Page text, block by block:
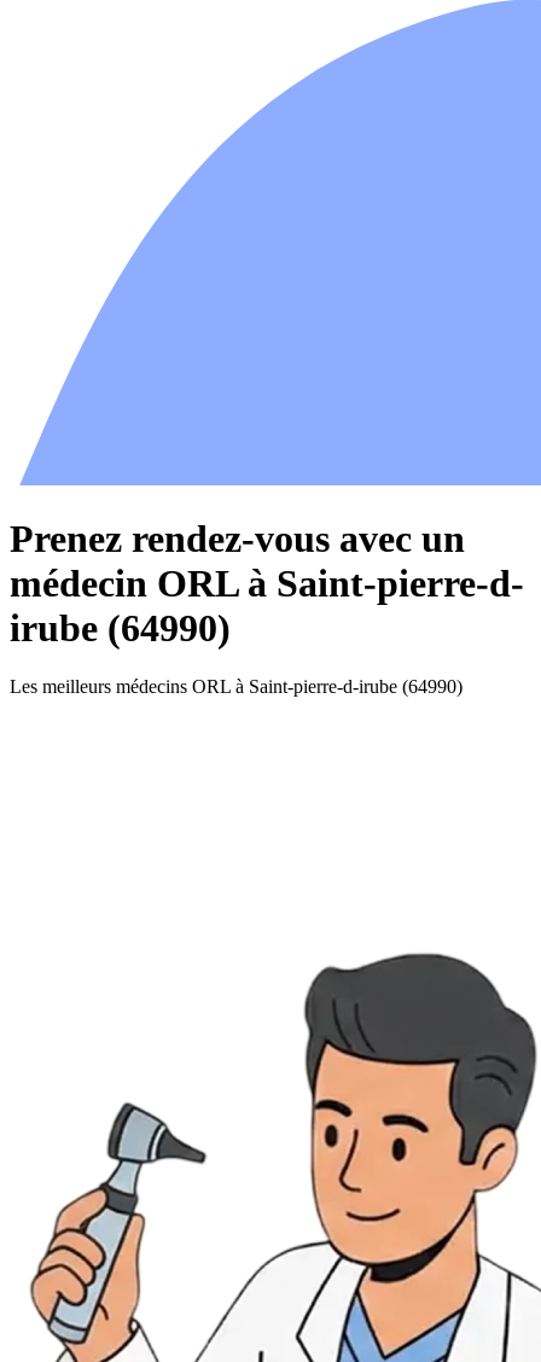
Prenez rendez-vous avec un
médecin ORL à Saint-pierre-d-
irube (64990)
Les meilleurs médecins ORL à Saint-pierre-d-irube (64990)